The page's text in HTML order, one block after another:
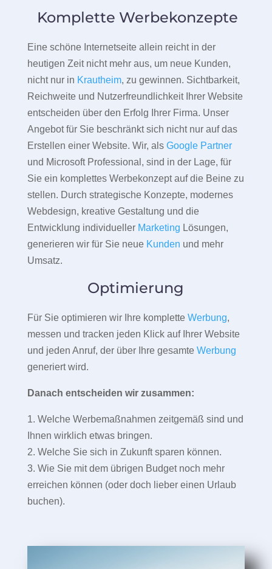
Komplette Werbekonzepte
Eine schöne Internetseite allein reicht in der
heutigen Zeit nicht mehr aus, um neue Kunden,
nicht nur in Krautheim, zu gewinnen. Sichtbarkeit,
Reichweite und Nutzerfreundlichkeit Ihrer Website
entscheiden über den Erfolg Ihrer Firma. Unser
Angebot für Sie beschränkt sich nicht nur auf das
Erstellen einer Website. Wir, als Google Partner
und Microsoft Professional, sind in der Lage, für
Sie ein komplettes Werbekonzept auf die Beine zu
stellen. Durch strategische Konzepte, modernes
Webdesign, kreative Gestaltung und die
Entwicklung individueller Marketing Lösungen,
generieren wir für Sie neue Kunden und mehr
Umsatz.
Optimierung
Für Sie optimieren wir Ihre komplette Werbung,
messen und tracken jeden Klick auf Ihrer Website
und jeden Anruf, der über Ihre gesamte Werbung
generiert wird.
Danach entscheiden wir zusammen:
1. Welche Werbemaßnahmen zeitgemäß sind und
Ihnen wirklich etwas bringen.
2. Welche Sie sich in Zukunft sparen können.
3. Wie Sie mit dem übrigen Budget noch mehr
erreichen können (oder doch lieber einen Urlaub
buchen).